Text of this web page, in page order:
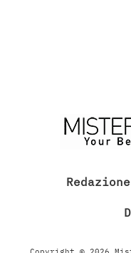
Redazione